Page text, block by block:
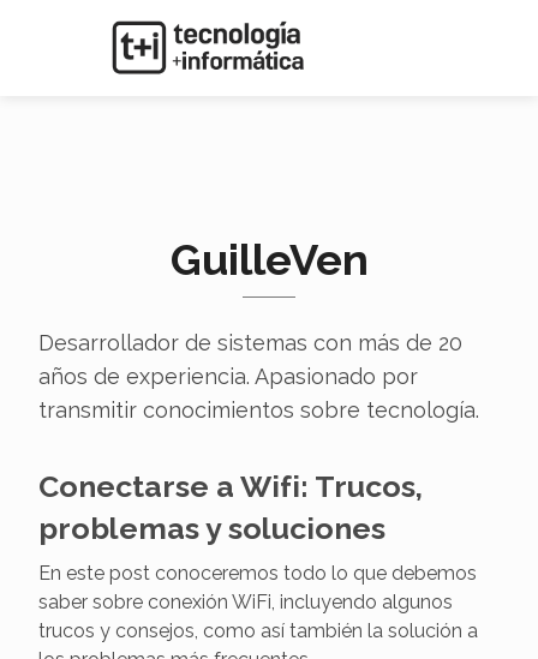
GuilleVen
Desarrollador de sistemas con más de 20
años de experiencia. Apasionado por
transmitir conocimientos sobre tecnología.
Conectarse a Wifi: Trucos,
problemas y soluciones
En este post conoceremos todo lo que debemos
saber sobre conexión WiFi, incluyendo algunos
trucos y consejos, como así también la solución a